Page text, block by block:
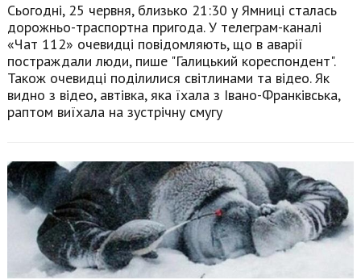
Сьогодні, 25 червня, близько 21:30 у Ямниці сталась
дорожньо-траспортна пригода. У телеграм-каналі
«Чат 112» очевидці повідомляють, що в аварії
постраждали люди, пише "Галицький кореспондент".
Також очевидці поділилися світлинами та відео. Як
видно з відео, автівка, яка їхала з Івано-Франківська,
раптом виїхала на зустрічну смугу